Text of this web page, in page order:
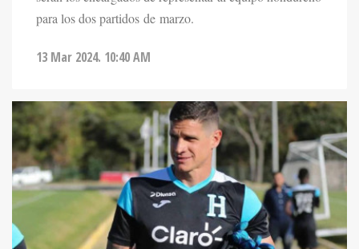
para los dos partidos de marzo.
13 Mar 2024. 10:40 AM